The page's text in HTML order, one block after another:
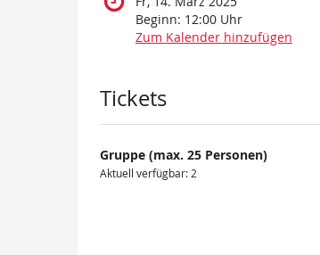
Beginn: 12:00 Uhr
Zum Kalender hinzufügen
Produkte
Tickets
Gruppe (max. 25 Personen)
Aktuell verfügbar: 2